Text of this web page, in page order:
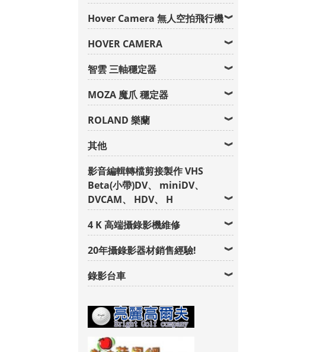
Hover Camera 無人空拍飛行機
HOVER CAMERA
智雲 三軸穩定器
MOZA 魔爪 穩定器
ROLAND 樂蘭
其他
影音編輯轉檔剪接製作 VHS
Beta(小帶)DV、 miniDV、
DVCAM、 HDV、 H
4 K 高端攝錄影機維修
20年攝錄影器材銷售經驗!
錄影台車